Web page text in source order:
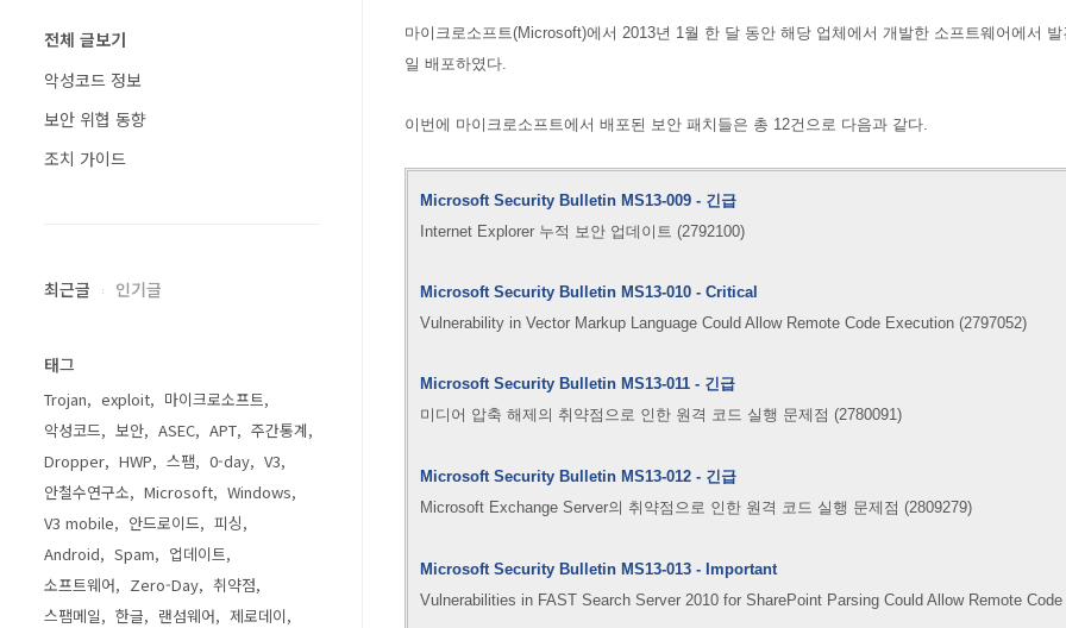
마이크로소프트(Microsoft)에서 2013년 1월 한 달 동안 해당 업체에서 개발한 소프트웨어에서
일 배포하였다.
이번에 마이크로소프트에서 배포된 보안 패치들은 총 12건으로 다음과 같다.
Microsoft Security Bulletin MS13-009 - 긴급
Internet Explorer 누적 보안 업데이트 (2792100)
Microsoft Security Bulletin MS13-010 - Critical
Vulnerability in Vector Markup Language Could Allow Remote Code Execution (2797052)
Microsoft Security Bulletin MS13-011 - 긴급
미디어 압축 해제의 취약점으로 인한 원격 코드 실행 문제점 (2780091)
Microsoft Security Bulletin MS13-012 - 긴급
Microsoft Exchange Server의 취약점으로 인한 원격 코드 실행 문제점 (2809279)
Microsoft Security Bulletin MS13-013 - Important
Vulnerabilities in FAST Search Server 2010 for SharePoint Parsing Could Allow Remote
전체 글보기
악성코드 정보
보안 위협 동향
조치 가이드
최근글 인기글
태그
Trojan exploit
마이크로소프트
악성코드
보안 ASEC APT
주간통계
Dropper
HWP 스팸 0-day
V3
안철수연구소
Microsoft
Windows
V3 mobile
안드로이드
피싱
Android
Spam
업데이트
소프트웨어
Zero-Day
취약점
스팸메일
한글 랜섬웨어
제로데이